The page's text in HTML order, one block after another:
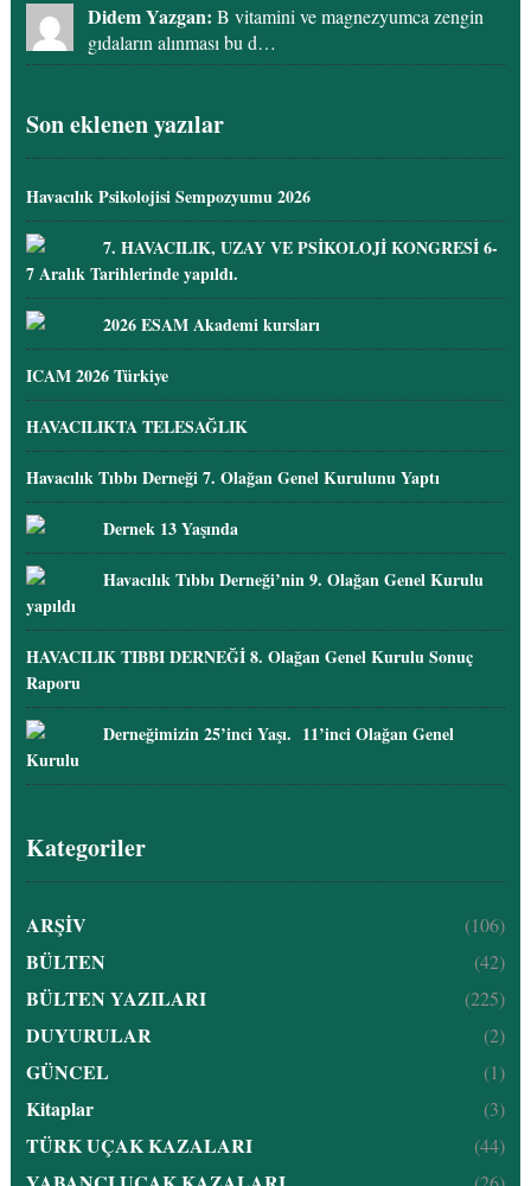
Didem Yazgan: B vitamini ve magnezyumca zengin
gıdaların alınması bu d…
Son eklenen yazılar
Havacılık Psikolojisi Sempozyumu 2026
7. HAVACILIK, UZAY VE PSİKOLOJİ KONGRESİ 6-
7 Aralık Tarihlerinde yapıldı.
2026 ESAM Akademi kursları
ICAM 2026 Türkiye
HAVACILIKTA TELESAĞLIK
Havacılık Tıbbı Derneği 7. Olağan Genel Kurulunu Yaptı
Dernek 13 Yaşında
Havacılık Tıbbı Derneği’nin 9. Olağan Genel Kurulu
yapıldı
HAVACILIK TIBBI DERNEĞİ 8. Olağan Genel Kurulu Sonuç
Raporu
Derneğimizin 25’inci Yaşı. 11’inci Olağan Genel
Kurulu
Kategoriler
ARŞİV (106)
BÜLTEN (42)
BÜLTEN YAZILARI (225)
DUYURULAR (2)
GÜNCEL (1)
Kitaplar (3)
TÜRK UÇAK KAZALARI (44)